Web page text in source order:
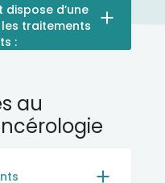
d’une
traitements
:
au